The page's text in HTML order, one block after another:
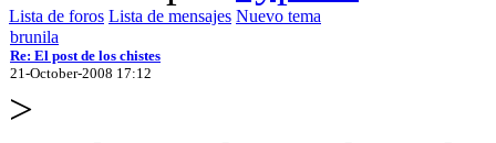
Lista de foros Lista de mensajes Nuevo tema
brunila
Re: El post de los chistes
21-October-2008 17:12
>